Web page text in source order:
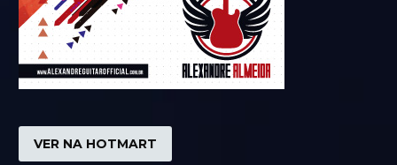
VER NA HOTMART